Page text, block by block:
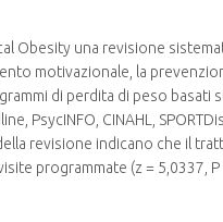
Obesity una revisione
motivazionale, la
di perdita di peso basati
PsycINFO, CINAHL,
revisione indicano che il
programmate (z = 5,0337,